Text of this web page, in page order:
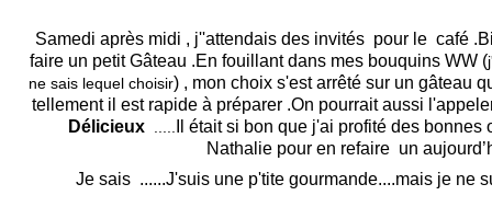
Samedi après midi , j''attendais des invités pour le café
faire un petit Gâteau .En fouillant dans mes bouquins WW (
ne sais lequel choisir) , mon choix s'est arrêté sur un gâteau
tellement il est rapide à préparer .On pourrait aussi
Délicieux
Il était si bon que j'ai profité des bonnes
Nathalie pour en refaire un
Je sais ......J'suis une p'tite gourmande....mais je